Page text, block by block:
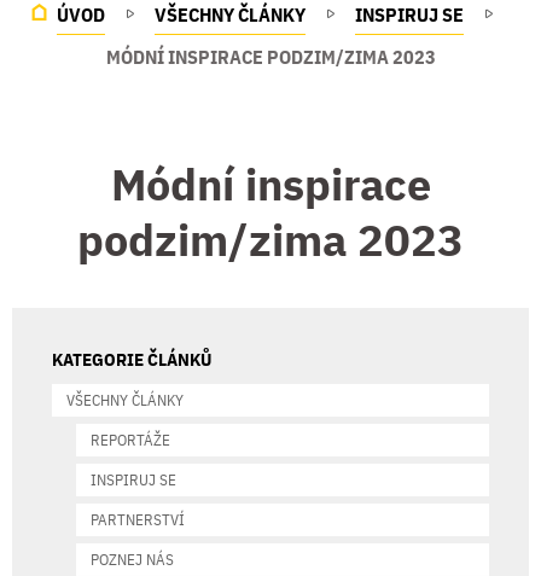
ÚVOD VŠECHNY ČLÁNKY
INSPIRUJ SE
MÓDNÍ INSPIRACE PODZIM/ZIMA 2023
Módní inspirace
podzim/zima 2023
KATEGORIE ČLÁNKŮ
VŠECHNY ČLÁNKY
REPORTÁŽE
INSPIRUJ SE
PARTNERSTVÍ
POZNEJ NÁS